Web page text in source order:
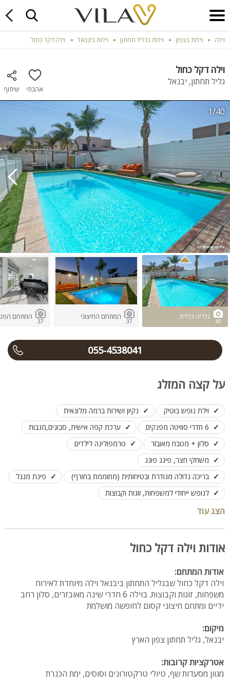
וילה וילות בצפון וילות בגליל תחתון וילות ביבנאל וילה דקל כחול
וילה דקל כחול
גליל תחתון, יבנאל
אהבתי שיתוף
1/40
40
גלריה כללית
37
המתחם החיצוני
37
המתחם
055-4538041
על קצה המזלג
וילת נופש בוטיק
נקיון ושירות ברמה מלונאית
6 חדרי סוויטה מפנקים
ערכת קפה אישית, סבונים,מגבות
סלון + מטבח מאובזר
טרמפולינה לילדים
משחקי חצר, פינג פונג
בריכה גדולה מגודרת ובטיחותית (מחוממת בחורף)
פינת מנגל
לנופש ייחודי למשפחות, זוגות וקבוצות
הצג עוד
אודות וילה דקל כחול
אודות המתחם:
וילה דקל כחול שבגליל התחתון ביבנאל וילה מיוחדת לאירוח
משפחות, זוגות וקבוצות. בוילה 6 חדרי שינה מאובזרים, סלון רחב
ידיים ומתחם חיצוני קסום לחופשה מושלמת
מיקום:
יבנאל, גליל תחתון צפון הארץ
אטרקציות קרובות:
מגוון מסעדות שף, טיולי טרקטורונים וסוסים, ימת הכנרת